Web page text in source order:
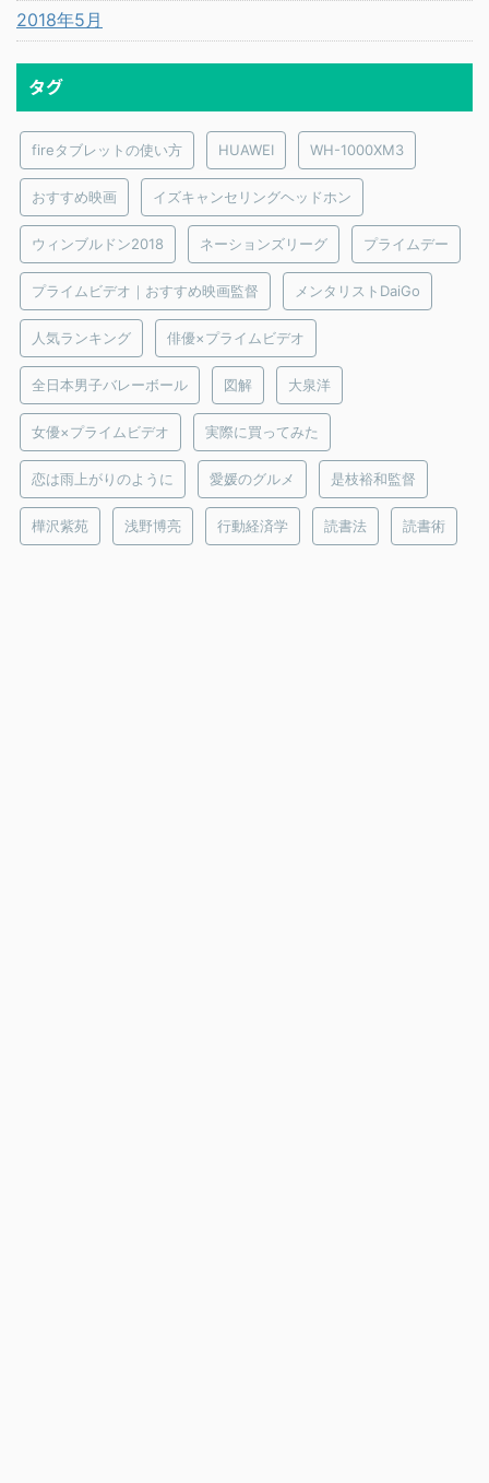
2018年5月
タグ
fireタブレットの使い方 HUAWEI WH-1000XM3
おすすめ映画 イズキャンセリングヘッドホン
ウィンブルドン2018 ネーションズリーグ プライムデー
プライムビデオ｜おすすめ映画監督 メンタリストDaiGo
人気ランキング 俳優×プライムビデオ
全日本男子バレーボール 図解 大泉洋
女優×プライムビデオ 実際に買ってみた
恋は雨上がりのように 愛媛のグルメ 是枝裕和監督
樺沢紫苑 浅野博亮 行動経済学 読書法 読書術